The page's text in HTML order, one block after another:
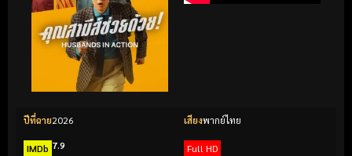
ปีที่ฉาย2026 เสียงพากย์ไทย
IMDb 7.9 Full HD